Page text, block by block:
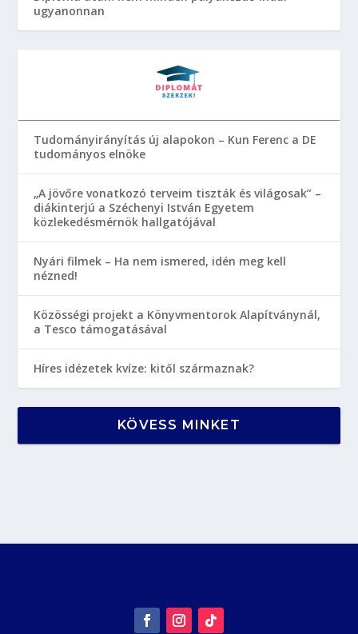
ugyanonnan
Tudományirányítás új alapokon – Kun Ferenc a DE
tudományos elnöke
„A jövőre vonatkozó terveim tiszták és világosak” –
diákinterjú a Széchenyi István Egyetem
közlekedésmérnök hallgatójával
Nyári filmek – Ha nem ismered, idén meg kell
nézned!
Közösségi projekt a Könyvmentorok Alapítványnál,
a Tesco támogatásával
Híres idézetek kvíze: kitől származnak?
KÖVESS MINKET